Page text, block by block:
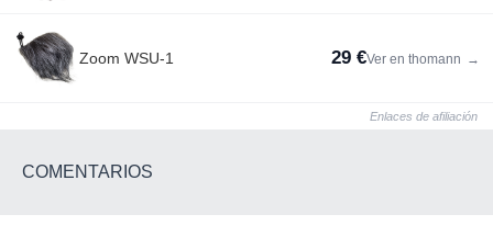
Zoom WSU-1 29 €Ver en thomann →
Enlaces de afiliación
COMENTARIOS